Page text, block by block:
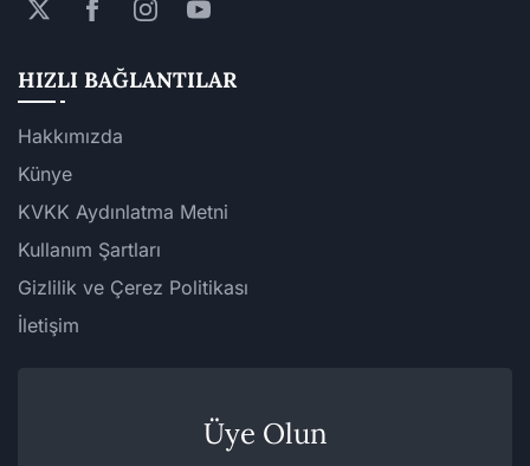
HIZLI BAĞLANTILAR
Hakkımızda
Künye
KVKK Aydınlatma Metni
Kullanım Şartları
Gizlilik ve Çerez Politikası
İletişim
Üye Olun